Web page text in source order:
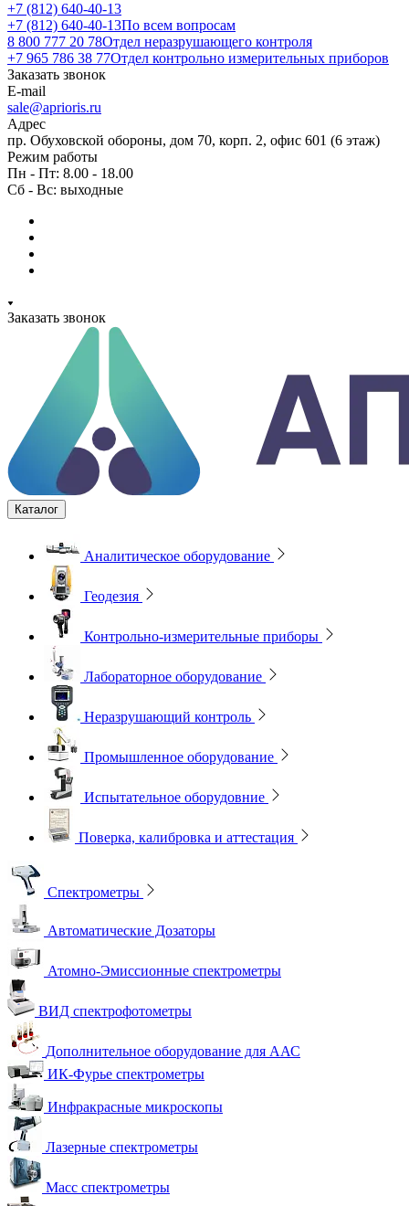
+7 (812) 640-40-13
+7 (812) 640-40-13По всем вопросам
8 800 777 20 78Отдел неразрушающего контроля
+7 965 786 38 77Отдел контрольно измерительных приборов
Заказать звонок
E-mail
sale@aprioris.ru
Адрес
пр. Обуховской обороны, дом 70, корп. 2, офис 601 (6 этаж)
Режим работы
Пн - Пт: 8.00 - 18.00
Сб - Вс: выходные
Заказать звонок
Каталог
Аналитическое оборудование
Геодезия
Контрольно-измерительные приборы
Лабораторное оборудование
Неразрушающий контроль
Промышленное оборудование
Испытательное оборудовние
Поверка, калибровка и аттестация
Спектрометры
Автоматические Дозаторы
Атомно-Эмиссионные спектрометры
ВИД спектрофотометры
Дополнительное оборудование для ААС
ИК-Фурье спектрометры
Инфракрасные микроскопы
Лазерные спектрометры
Масс спектрометры